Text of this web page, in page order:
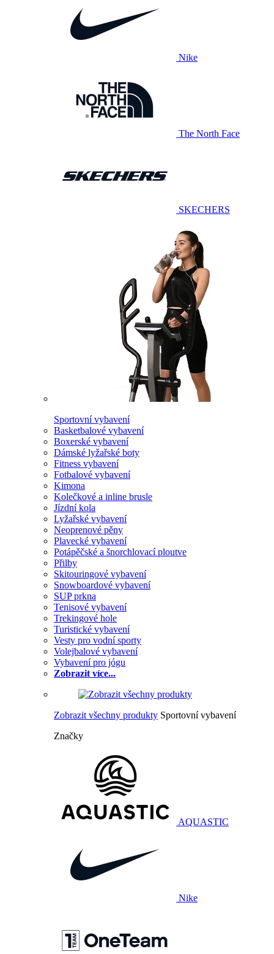
Nike
The North Face
SKECHERS
Sportovní vybavení
Basketbalové vybavení
Boxerské vybavení
Dámské lyžařské boty
Fitness vybavení
Fotbalové vybavení
Kimona
Kolečkové a inline brusle
Jízdní kola
Lyžařské vybavení
Neoprenové pěny
Plavecké vybavení
Potápěčské a šnorchlovací ploutve
Přilby
Skitouringové vybavení
Snowboardové vybavení
SUP prkna
Tenisové vybavení
Trekingové hole
Turistické vybavení
Vesty pro vodní sporty
Volejbalové vybavení
Vybavení pro jógu
Zobrazit více...
Zobrazit všechny produkty Sportovní vybavení
Značky
AQUASTIC
Nike